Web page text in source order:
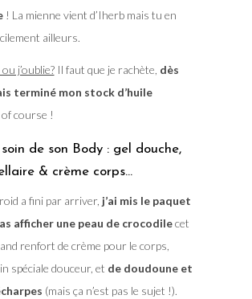
! La mienne vient d’Iherb mais tu en
ailleurs.
j’oublie?Il faut que je rachète, dès
terminé mon stock d’huile
course !
de son Body : gel douche,
& crème corps…
a fini par arriver, j’ai mis le paquet
afficher une peau de crocodilecet
renfort de crème pour le corps,
spéciale douceur, et de doudoune et
(mais ça n’est pas le sujet !).